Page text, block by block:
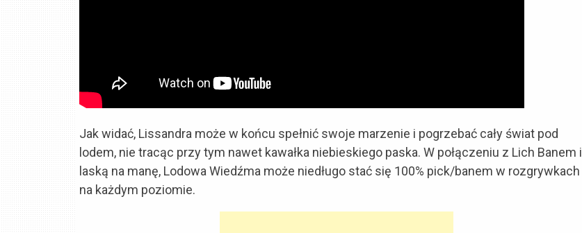
Jak widać, Lissandra może w końcu spełnić swoje marzenie i pogrzebać cały świat pod
lodem, nie tracąc przy tym nawet kawałka niebieskiego paska. W połączeniu z Lich Banem i
laską na manę, Lodowa Wiedźma może niedługo stać się 100% pick/banem w rozgrywkach
na każdym poziomie.